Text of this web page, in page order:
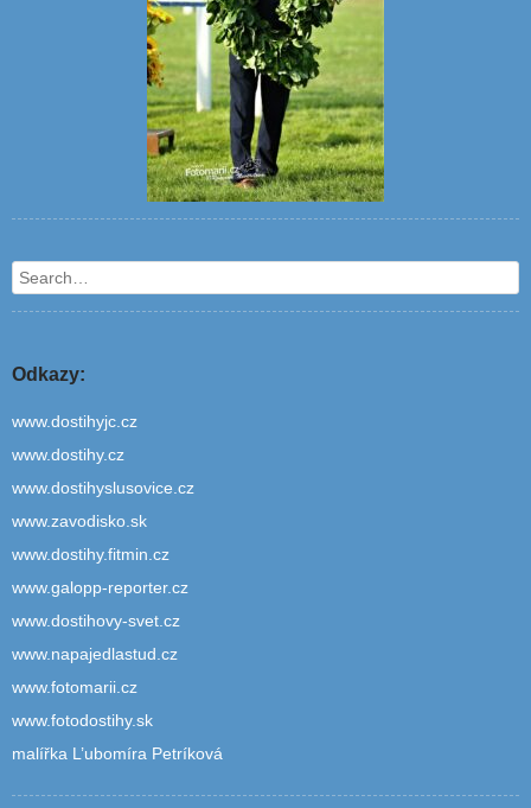
Search
Odkazy:
www.dostihyjc.cz
www.dostihy.cz
www.dostihyslusovice.cz
www.zavodisko.sk
www.dostihy.fitmin.cz
www.galopp-reporter.cz
www.dostihovy-svet.cz
www.napajedlastud.cz
www.fotomarii.cz
www.fotodostihy.sk
malířka L’ubomíra Petríková